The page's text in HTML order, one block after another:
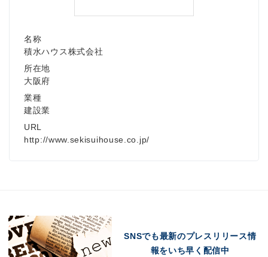
名称
積水ハウス株式会社
所在地
大阪府
業種
建設業
URL
http://www.sekisuihouse.co.jp/
SNSでも最新のプレスリリース情
報をいち早く配信中
English